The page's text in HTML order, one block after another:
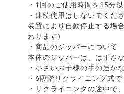
・1回のご使用時間を15分
・連続使用はしないでく
装置により自動停止する場
わります)
・商品のジッパーについて
本体のジッパーは、はずさ
・小さいお子様の手の届か
・6段階リクライニング式
・リクライニングの途中